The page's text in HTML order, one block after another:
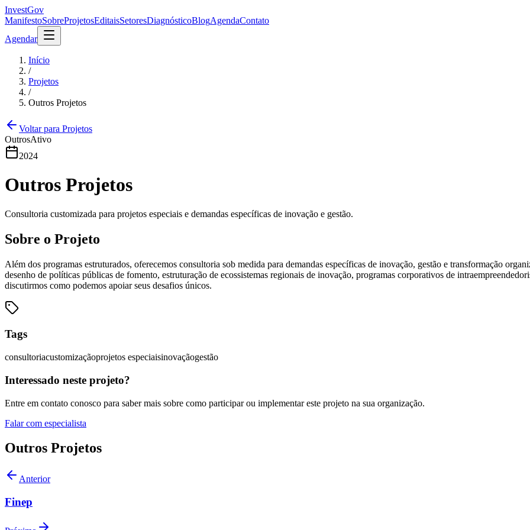
InvestGov
ManifestoSobreProjetosEditaisSetoresDiagnósticoBlogAgendaContato
Agendar
Início
/
Projetos
/
Outros Projetos
Voltar para Projetos
OutrosAtivo
2024
Outros Projetos
Consultoria customizada para projetos especiais e demandas específicas de inovação e gestão.
Sobre o Projeto
Além dos programas estruturados, oferecemos consultoria sob medida para demandas específicas de inovação, gestão e transformação
desenho de políticas públicas de fomento, estruturação de ecossistemas regionais de inovação, programas corporativos de
discutirmos como podemos apoiar seus desafios únicos.
Tags
consultoriacustomizaçãoprojetos especiaisinovaçãogestão
Interessado neste projeto?
Entre em contato conosco para saber mais sobre como participar ou implementar este projeto na sua organização.
Falar com especialista
Outros Projetos
Anterior
Finep